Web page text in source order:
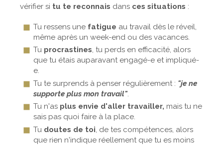
vérifier si tu te reconnais dans ces situations :
Tu ressens une fatigue au travail dès le réveil,
même après un week-end ou des vacances.
Tu procrastines, tu perds en efficacité, alors
que tu étais auparavant engagé-e et impliqué-
e.
Tu te surprends à penser régulièrement : "je ne
supporte plus mon travail".
Tu n'as plus envie d'aller travailler, mais tu ne
sais pas quoi faire à la place.
Tu doutes de toi, de tes compétences, alors
que rien n'indique réellement que tu es moins